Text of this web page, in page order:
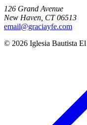
126 Grand Avenue
New Haven CT 06513
email@graciayfe.com
© 2026 Iglesia Bautista